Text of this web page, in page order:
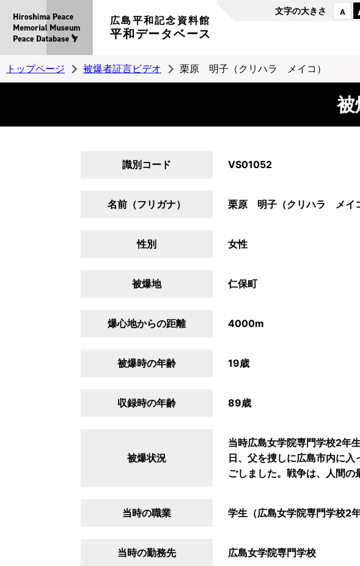
広島平和記念資料館
平和データベース
文字の大きさ A
トップページ 被爆者証言ビデオ 栗原 明子（クリハラ メイコ）
被
識別コード VS01052
名前（フリガナ） 栗原 明子（クリハラ メイ
性別 女性
被爆地 仁保町
爆心地からの距離 4000m
被爆時の年齢 19歳
収録時の年齢 89歳
被爆状況
当時広島女学院専門学校2年
日、父を捜しに広島市内に
ごしました。戦争は、人間の
当時の職業 学生（広島女学院専門学校2年
当時の勤務先 広島女学院専門学校